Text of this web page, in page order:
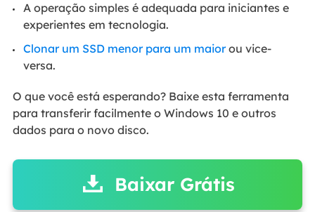
A operação simples é adequada para iniciantes e
experientes em tecnologia.
Clonar um SSD menor para um maiorou vice-
versa.
O que você está esperando? Baixe esta ferramenta
para transferir facilmente o Windows 10 e outros
dados para o novo disco.
Baixar Grátis